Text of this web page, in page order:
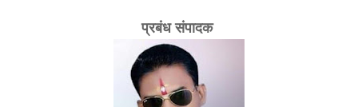
प्रबंध संपादक